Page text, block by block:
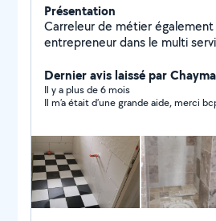
Présentation
Carreleur de métier
entrepreneur dans le multi
Dernier avis laissé par
Il y a plus de 6 mois
Il m’a était d’une grande aide, merci